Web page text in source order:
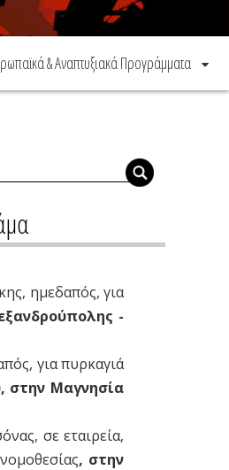
& Αναπτυξιακά Προγράμματα
ημεδαπός, για
-
για πυρκαγιά
στην Μαγνησία
σε εταιρεία,
, στην